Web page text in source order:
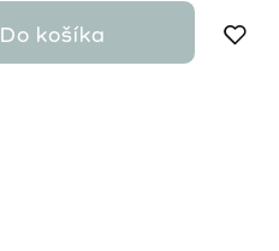
Do košíka